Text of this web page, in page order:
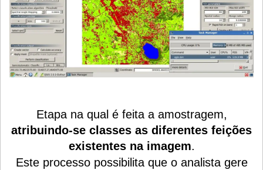
Etapa na qual é feita a amostragem,
atribuindo-se classes as diferentes feições
existentes na imagem.
Este processo possibilita que o analista gere